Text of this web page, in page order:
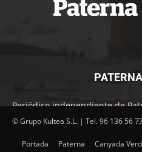
Periódico independiente de
Encuentra cada mes en tu
Paterna.
© Grupo Kultea S.L. | Tel. 96 136 56
Portada Paterna Canyada